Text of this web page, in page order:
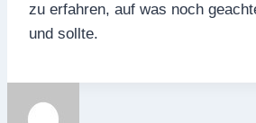
zu erfahren, auf was noch
und sollte.